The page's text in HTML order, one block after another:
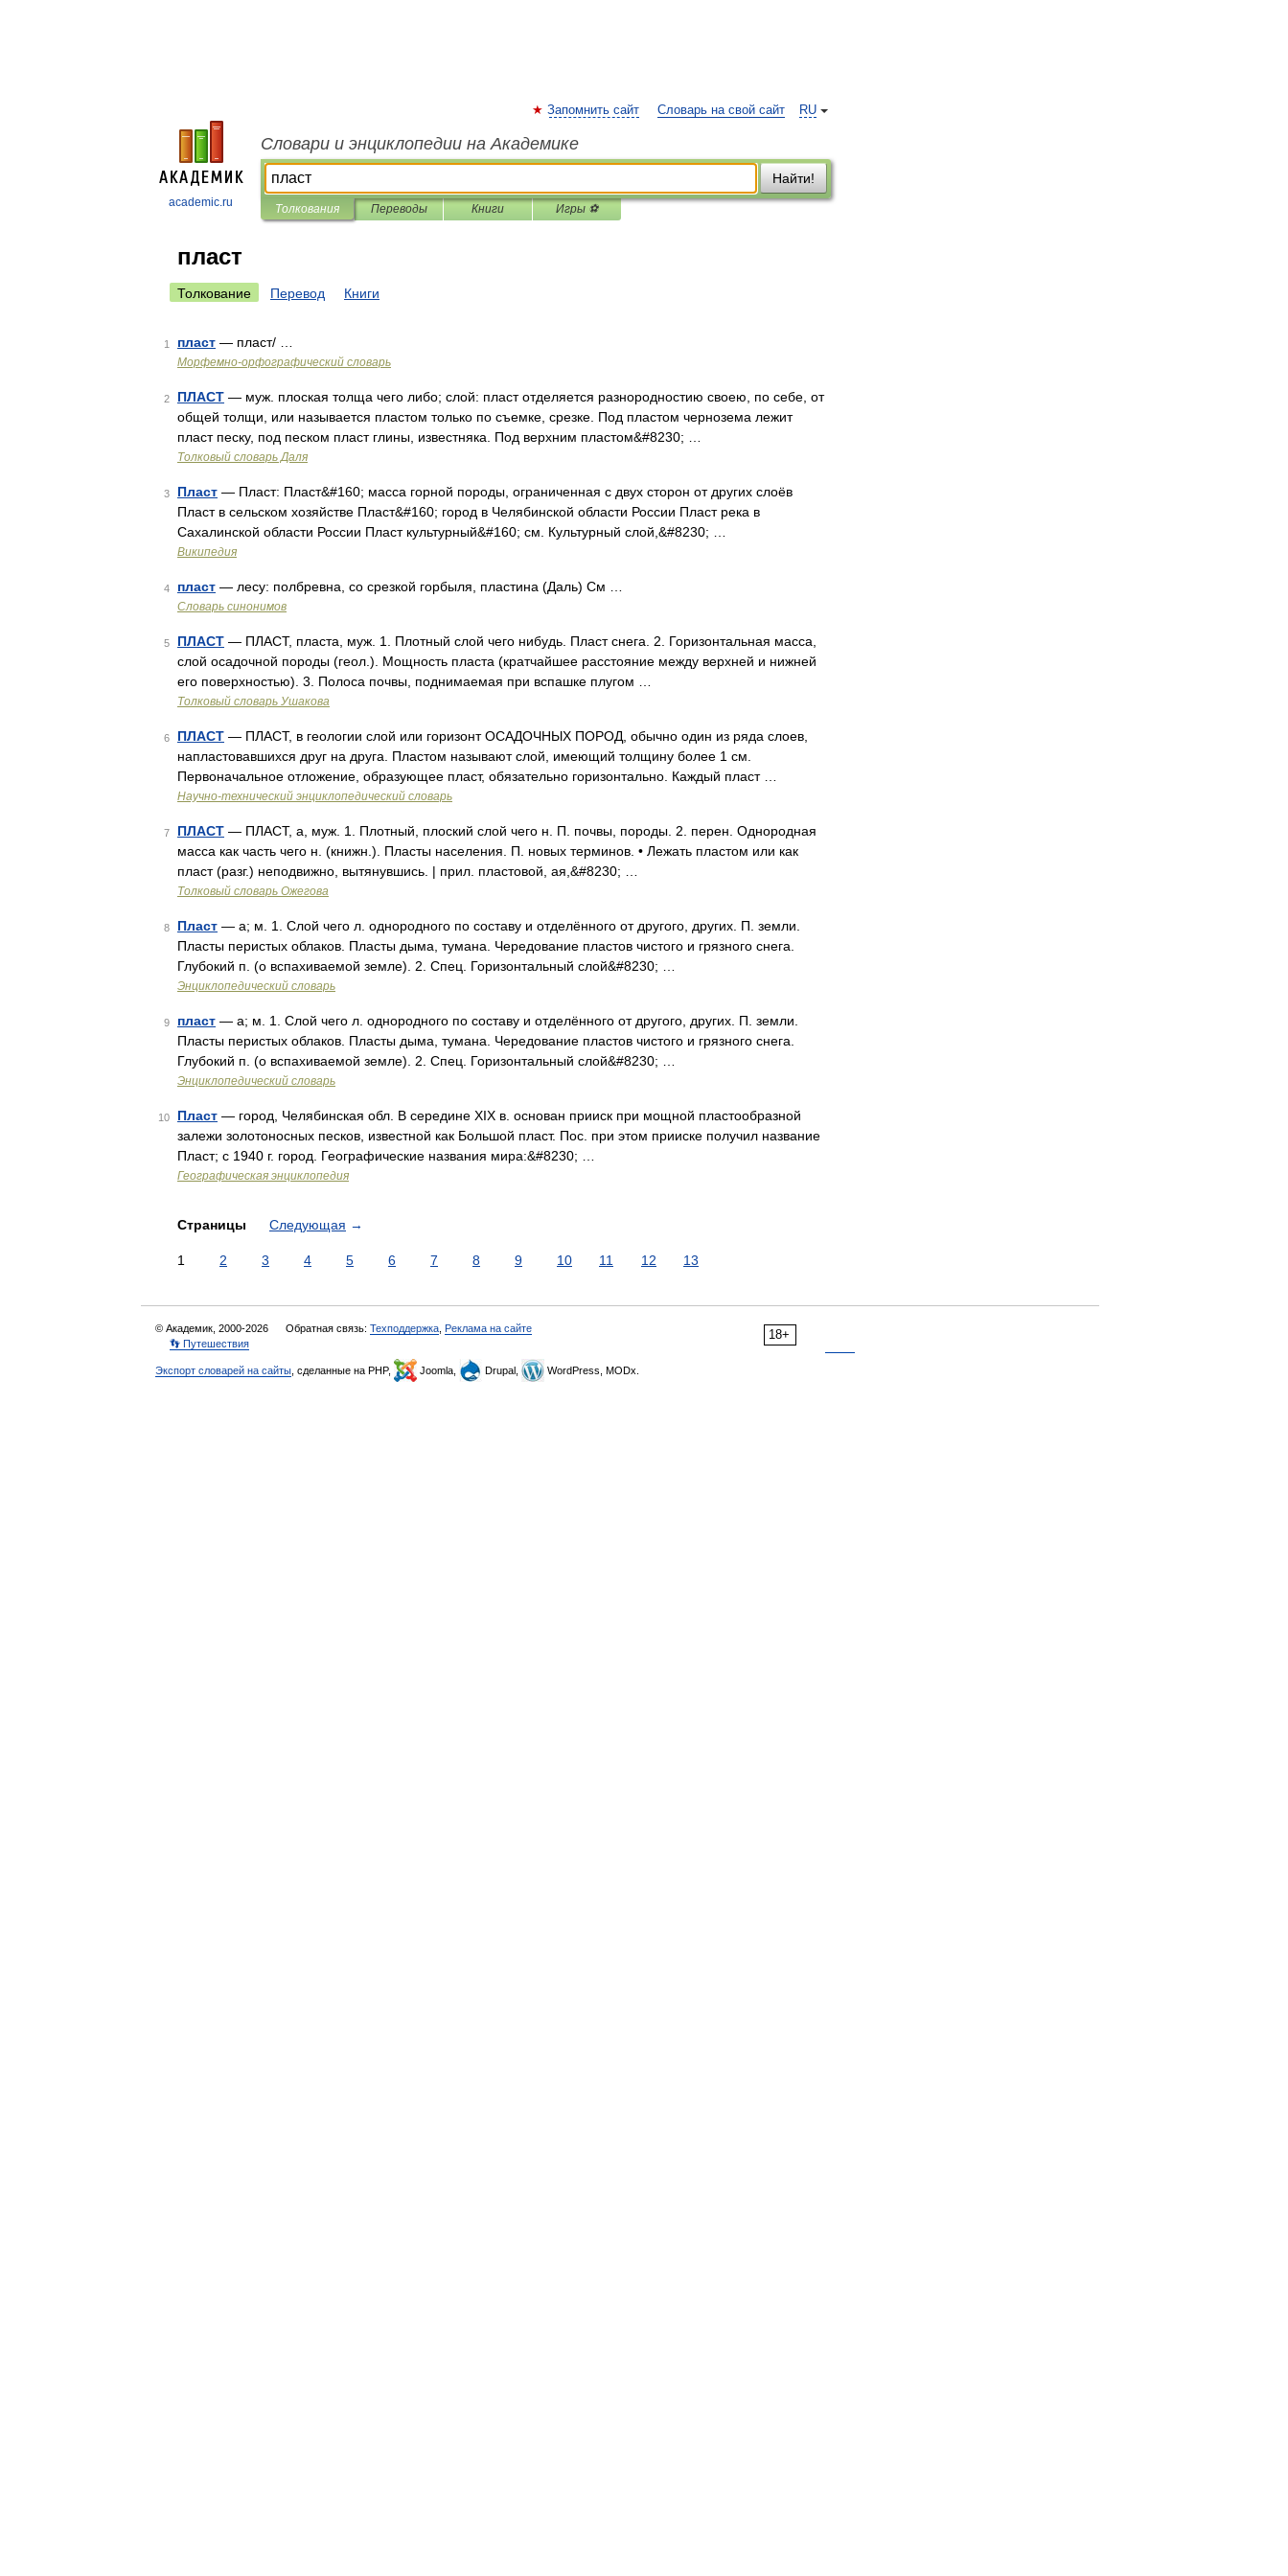
academic.ru
RU
Запомнить сайт Словарь на свой сайт
Словари и энциклопедии на Академике
Найти!
Толкования Переводы Книги Игры ⚽
пласт
Толкование Перевод Книги
1 пласт — пласт/ …
Морфемно-орфографический словарь
2 ПЛАСТ — муж. плоская толща чего либо; слой: пласт отделяется разнородностию своею, по себе, от
общей толщи, или называется пластом только по съемке, срезке. Под пластом чернозема лежит
пласт песку, под песком пласт глины, известняка. Под верхним пластом&#8230; …
Толковый словарь Даля
3 Пласт — Пласт: Пласт&#160; масса горной породы, ограниченная с двух сторон от других слоёв
Пласт в сельском хозяйстве Пласт&#160; город в Челябинской области России Пласт река в
Сахалинской области России Пласт культурный&#160; см. Культурный слой,&#8230; …
Википедия
4 пласт — лесу: полбревна, со срезкой горбыля, пластина (Даль) См …
Словарь синонимов
5 ПЛАСТ — ПЛАСТ, пласта, муж. 1. Плотный слой чего нибудь. Пласт снега. 2. Горизонтальная масса,
слой осадочной породы (геол.). Мощность пласта (кратчайшее расстояние между верхней и нижней
его поверхностью). 3. Полоса почвы, поднимаемая при вспашке плугом …
Толковый словарь Ушакова
6 ПЛАСТ — ПЛАСТ, в геологии слой или горизонт ОСАДОЧНЫХ ПОРОД, обычно один из ряда слоев,
напластовавшихся друг на друга. Пластом называют слой, имеющий толщину более 1 см.
Первоначальное отложение, образующее пласт, обязательно горизонтально. Каждый пласт …
Научно-технический энциклопедический словарь
7 ПЛАСТ — ПЛАСТ, а, муж. 1. Плотный, плоский слой чего н. П. почвы, породы. 2. перен. Однородная
масса как часть чего н. (книжн.). Пласты населения. П. новых терминов. • Лежать пластом или как
пласт (разг.) неподвижно, вытянувшись. | прил. пластовой, ая,&#8230; …
Толковый словарь Ожегова
8 Пласт — а; м. 1. Слой чего л. однородного по составу и отделённого от другого, других. П. земли.
Пласты перистых облаков. Пласты дыма, тумана. Чередование пластов чистого и грязного снега.
Глубокий п. (о вспахиваемой земле). 2. Спец. Горизонтальный слой&#8230; …
Энциклопедический словарь
9 пласт — а; м. 1. Слой чего л. однородного по составу и отделённого от другого, других. П. земли.
Пласты перистых облаков. Пласты дыма, тумана. Чередование пластов чистого и грязного снега.
Глубокий п. (о вспахиваемой земле). 2. Спец. Горизонтальный слой&#8230; …
Энциклопедический словарь
10 Пласт — город, Челябинская обл. В середине XIX в. основан прииск при мощной пластообразной
залежи золотоносных песков, известной как Большой пласт. Пос. при этом прииске получил название
Пласт; с 1940 г. город. Географические названия мира:&#8230; …
Географическая энциклопедия
Страницы Следующая →
1 2 3 4 5 6 7 8 9 10 11 12 13
18+
© Академик, 2000-2026 Обратная связь: Техподдержка Реклама на сайте
👣 Путешествия
Экспорт словарей на сайты , сделанные на PHP, Joomla, Drupal, WordPress, MODx.